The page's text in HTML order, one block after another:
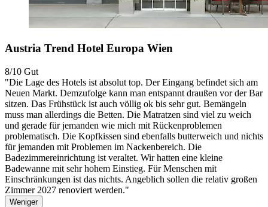
Austria Trend Hotel Europa Wien
8/10 Gut
"Die Lage des Hotels ist absolut top. Der Eingang befindet sich am
Neuen Markt. Demzufolge kann man entspannt draußen vor der Bar
sitzen. Das Frühstück ist auch völlig ok bis sehr gut. Bemängeln
muss man allerdings die Betten. Die Matratzen sind viel zu weich
und gerade für jemanden wie mich mit Rückenproblemen
problematisch. Die Kopfkissen sind ebenfalls butterweich und nichts
für jemanden mit Problemen im Nackenbereich. Die
Badezimmereinrichtung ist veraltet. Wir hatten eine kleine
Badewanne mit sehr hohem Einstieg. Für Menschen mit
Einschränkungen ist das nichts. Angeblich sollen die relativ großen
Zimmer 2027 renoviert werden."
Weniger